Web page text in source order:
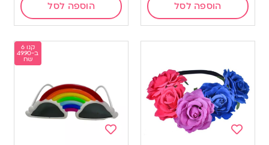
הוספה לסל הוספה לסל
קנו 6
ב-49.90
שח